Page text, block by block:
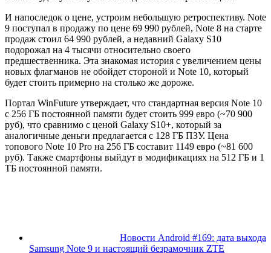
И напоследок о цене, устроим небольшую ретроспективу. Note
9 поступал в продажу по цене 69 990 рублей, Note 8 на старте
продаж стоил 64 990 рублей, а недавний Galaxy S10
подорожал на 4 тысячи относительно своего
предшественника. Эта знакомая история с увеличением цены
новых флагманов не обойдет стороной и Note 10, который
будет стоить примерно на столько же дороже.
Портал WinFuture утверждает, что стандартная версия Note 10
с 256 ГБ постоянной памяти будет стоить 999 евро (~70 900
руб), что сравнимо с ценой Galaxy S10+, который за
аналогичные деньги предлагается с 128 ГБ ПЗУ. Цена
топового Note 10 Pro на 256 ГБ составит 1149 евро (~81 600
руб). Также смартфоны выйдут в модификациях на 512 ГБ и 1
ТБ постоянной памяти.
Новости Android #169: дата выхода
Samsung Note 9 и настоящий безрамочник ZTE